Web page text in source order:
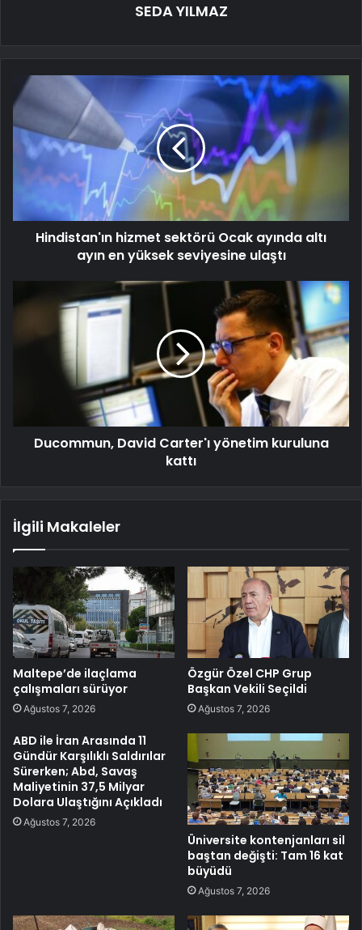
SEDA YILMAZ
Hindistan'ın hizmet sektörü Ocak ayında altı
ayın en yüksek seviyesine ulaştı
Ducommun, David Carter'ı yönetim kuruluna
kattı
İlgili Makaleler
Maltepe’de ilaçlama
çalışmaları sürüyor
Ağustos 7, 2026
Özgür Özel CHP Grup
Başkan Vekili Seçildi
Ağustos 7, 2026
ABD ile İran Arasında 11
Gündür Karşılıklı Saldırılar
Sürerken; Abd, Savaş
Maliyetinin 37,5 Milyar
Dolara Ulaştığını Açıkladı
Ağustos 7, 2026
Üniversite kontenjanları sil
baştan değişti: Tam 16 kat
büyüdü
Ağustos 7, 2026